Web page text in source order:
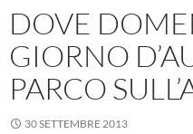
DOVE
GIORNO
PARCO
30 SETTEMBRE 2013